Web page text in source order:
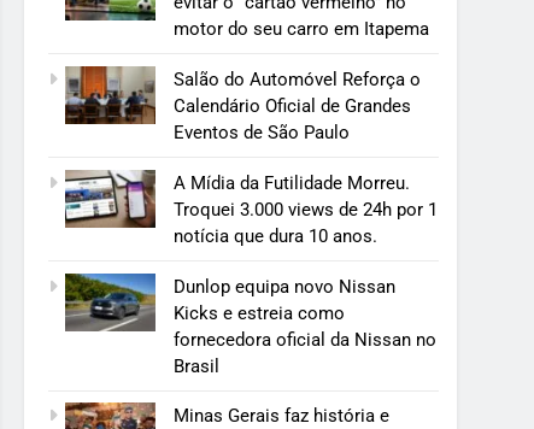
motor do seu carro em Itapema
Salão do Automóvel Reforça o
Calendário Oficial de Grandes
Eventos de São Paulo
A Mídia da Futilidade Morreu.
Troquei 3.000 views de 24h por 1
notícia que dura 10 anos.
Dunlop equipa novo Nissan
Kicks e estreia como
fornecedora oficial da Nissan no
Brasil
Minas Gerais faz história e